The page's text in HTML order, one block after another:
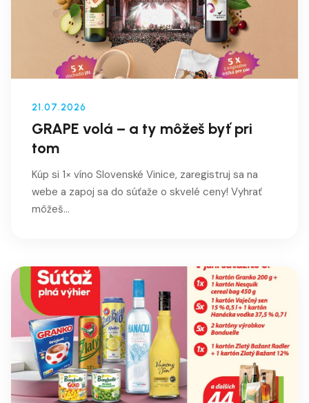
21.07.2026
GRAPE volá – a ty môžeš byť pri
tom
Kúp si 1× víno Slovenské Vinice, zaregistruj sa na
webe a zapoj sa do súťaže o skvelé ceny! Vyhrať
môžeš...